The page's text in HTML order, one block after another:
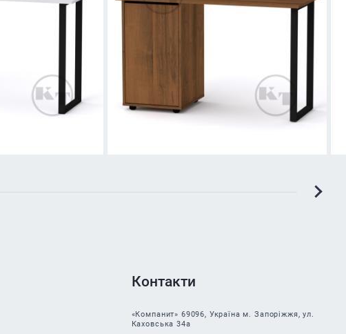
Контакти
«Компанит» 69096, Україна м. Запоріжжя, ул.
Каховська 34а